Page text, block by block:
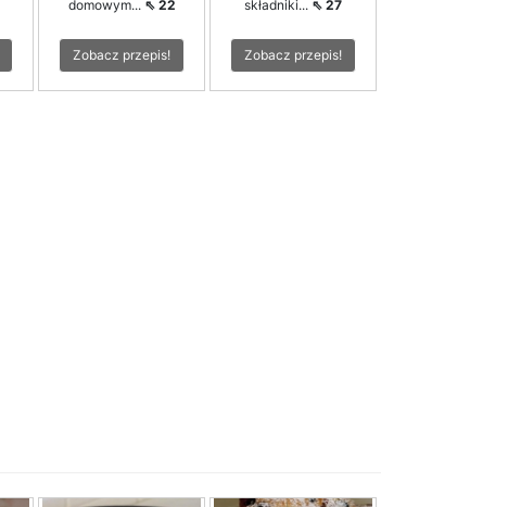
domowym... ⇖ 22
Zobacz przepis!
składniki... ⇖ 27
Zobacz przepis!